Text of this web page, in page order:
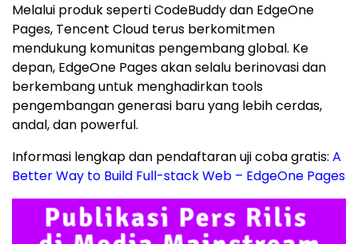
Melalui produk seperti CodeBuddy dan EdgeOne
Pages, Tencent Cloud terus berkomitmen
mendukung komunitas pengembang global. Ke
depan, EdgeOne Pages akan selalu berinovasi dan
berkembang untuk menghadirkan tools
pengembangan generasi baru yang lebih cerdas,
andal, dan powerful.
Informasi lengkap dan pendaftaran uji coba gratis: A
Better Way to Build Full-stack Web – EdgeOne Pages